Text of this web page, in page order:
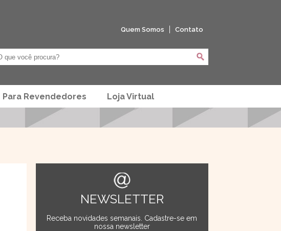
Quem Somos Contato
Para Revendedores Loja Virtual
NEWSLETTER
Receba novidades semanais. Cadastre-se em
nossa newsletter